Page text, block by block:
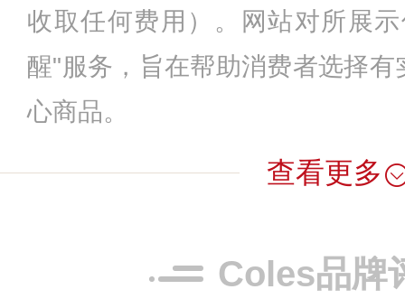
收取任何费用）。网站对所展
醒"服务，旨在帮助消费者选择
心商品。
查看更多
Coles品牌